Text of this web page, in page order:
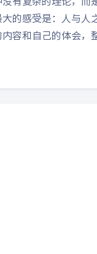
的感受是：人与人
容和自己的体会，